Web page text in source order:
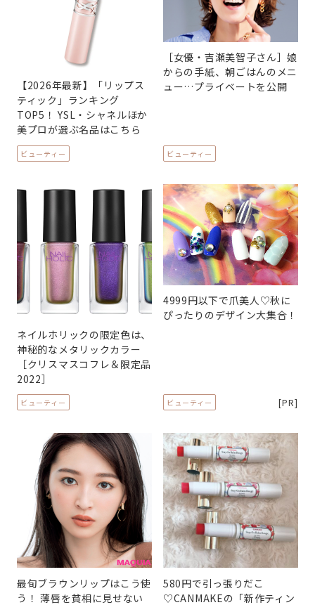
【2026年最新】「リップス
ティック」ランキング
TOP5！ YSL・シャネルほか
美プロが選ぶ名品はこちら
ビューティー
［女優・吉瀬美智子さん］娘
からの手紙、朝ごはんのメニ
ュー…プライベートを公開
ビューティー
ネイルホリックの限定色は、
神秘的なメタリックカラー
［クリスマスコフレ＆限定品
2022］
ビューティー
4999円以下で爪美人♡秋に
ぴったりのデザイン大集合！
ビューティー [PR]
最旬ブラウンリップはこう使
う！ 薄唇を貧相に見せない
580円で引っ張りだこ
♡CANMAKEの「新作ティン